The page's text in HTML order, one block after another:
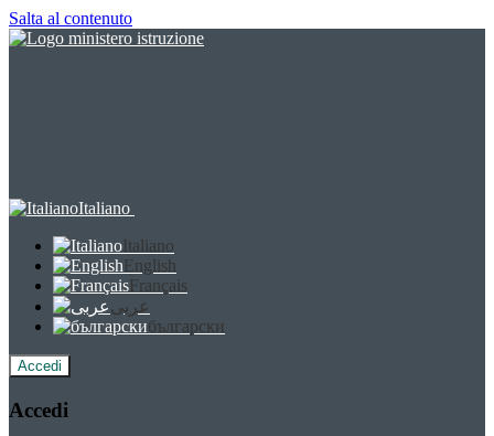
Salta al contenuto
Italiano
Italiano
English
Français
عربى
български
Accedi
Accedi